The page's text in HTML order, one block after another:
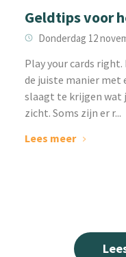
Geldtips voor
Donderdag 12
Play your cards
de juiste manier met
slaagt te krijgen wat
zicht. Soms zijn er r...
Lees meer